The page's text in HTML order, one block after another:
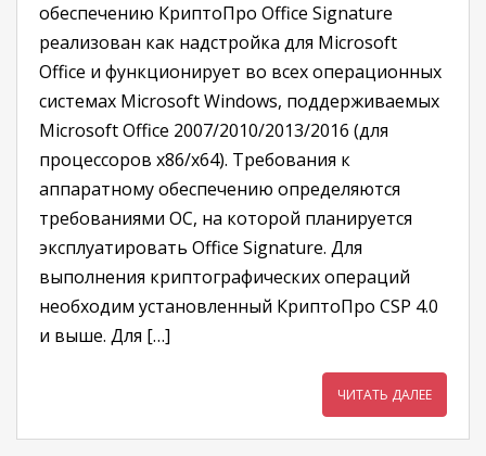
обеспечению КриптоПро Office Signature
реализован как надстройка для Microsoft
Office и функционирует во всех операционных
системах Microsoft Windows, поддерживаемых
Microsoft Office 2007/2010/2013/2016 (для
процессоров x86/x64). Требования к
аппаратному обеспечению определяются
требованиями ОС, на которой планируется
эксплуатировать Office Signature. Для
выполнения криптографических операций
необходим установленный КриптоПро CSP 4.0
и выше. Для […]
ЧИТАТЬ ДАЛЕЕ